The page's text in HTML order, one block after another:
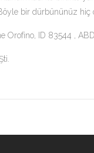
bir dürbününüz hiç
Orofino, ID 83544 , ABD